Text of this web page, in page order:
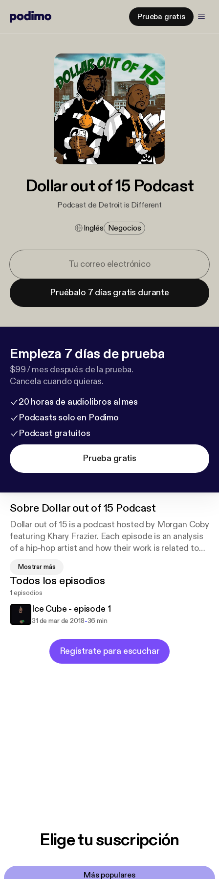
Prueba gratis
Dollar out of 15 Podcast
Podcast de Detroit is Different
Inglés Negocios
Pruébalo 7 días gratis durante
Empieza 7 días de prueba
$99 / mes después de la prueba.
Cancela cuando quieras.
20 horas de audiolibros al mes
Podcasts solo en Podimo
Podcast gratuitos
Prueba gratis
Sobre Dollar out of 15 Podcast
Dollar out of 15 is a podcast hosted by Morgan Coby
featuring Khary Frazier. Each episode is an analysis
of a hip-hop artist and how their work is related to
balanced with the lyricism of real emcees. Dollar out
of 15 is the place to find out how and where
Business and Hip-hop intersect. Visit
www.detroitisdifferent.com to find out more about
Dollar out of 15.
Mostrar más
Todos los episodios
1 episodios
Ice Cube - episode 1
31 de mar de 2018-36 min
Regístrate para escuchar
Elige tu suscripción
Más populares